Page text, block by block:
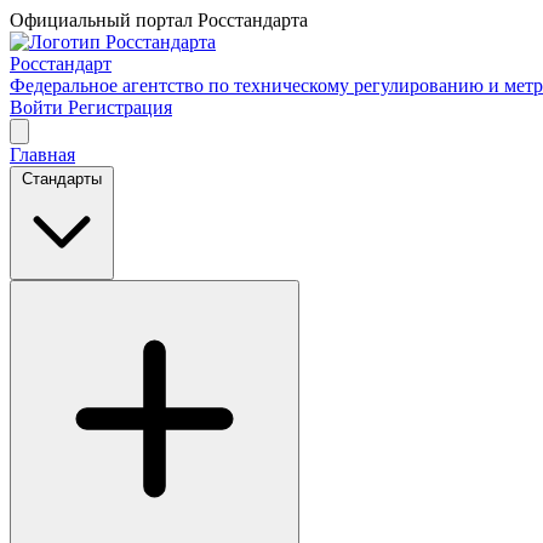
Официальный портал Росстандарта
Росстандарт
Федеральное агентство по техническому регулированию и
Войти Регистрация
Главная
Стандарты